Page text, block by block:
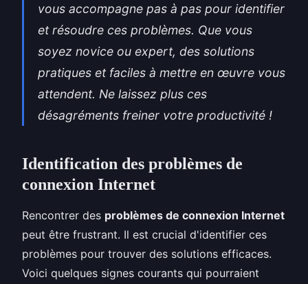
vous accompagne pas à pas pour identifier
et résoudre ces problèmes. Que vous
soyez novice ou expert, des solutions
pratiques et faciles à mettre en œuvre vous
attendent. Ne laissez plus ces
désagréments freiner votre productivité !
Identification des problèmes de
connexion Internet
Rencontrer des problèmes de connexion Internet
peut être frustrant. Il est crucial d'identifier ces
problèmes pour trouver des solutions efficaces.
Voici quelques signes courants qui pourraient